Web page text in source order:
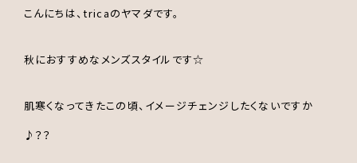
こんにちは、tricaのヤマダです。
秋におすすめなメンズスタイルです☆
肌寒くなってきたこの頃、イメージチェンジしたくないですか
♪？？